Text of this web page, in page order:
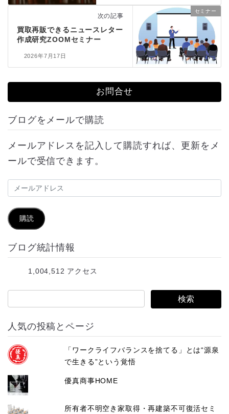
セミナー
次の記事
買取再販できるニュースレター
作成研究ZOOMセミナー
2026年7月17日
お問合せ
ブログをメールで購読
メールアドレスを記入して購読すれば、更新をメ
ールで受信できます。
メ
ル
ア
ド
購読
ブログ統計情報
1,004,512 アクセス
人気の投稿とページ
「ワークライフバランスを捨てる」とは“源泉
で生きる”という覚悟
優真商事HOME
所有者不明空き家取得・再建築不可復活セミ